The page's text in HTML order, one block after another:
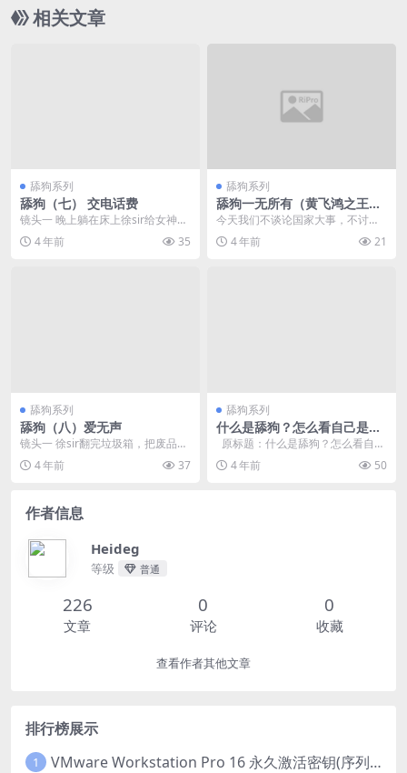
相关文章
舔狗系列
舔狗（七） 交电话费
镜头一 晚上躺在床上徐sir给女神不
停的发微信，前面发了很多，其中
表现一条（宝没...
4 年前 35
舔狗系列
舔狗一无所有（黄飞鸿之王者
无敌）影评
今天我们不谈论国家大事，不讨论
民族大义，不讨论江湖恩怨，不讨
论武打功夫，就讲一个...
4 年前 21
舔狗系列
舔狗（八）爱无声
镜头一 徐sir翻完垃圾箱，把废品卖
给回收站回家路上给女神发了个52
的红包内心独...
4 年前 37
舔狗系列
什么是舔狗？怎么看自己是不
是舔狗？舔狗终结篇！
原标题：什么是舔狗？怎么看自己
是不是舔狗？舔狗终结篇！ 关于舔
狗的...4 年前 50
作者信息
Heideg
等级 普通
226
文章
0
评论
0
收藏
查看作者其他文章
排行榜展示
1 VMware Workstation Pro 16 永久激活密钥(序列号)